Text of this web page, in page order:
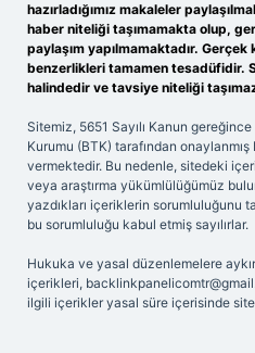
hazırladığımız makaleler
haber niteliği taşımamakta olup,
paylaşım yapılmamaktadır.
benzerlikleri tamamen tesadüfidir.
halindedir ve tavsiye niteliği
Sitemiz, 5651 Sayılı Kanun
Kurumu (BTK) tarafından
vermektedir. Bu nedenle, sitedeki
veya araştırma yükümlülüğümüz
yazdıkları içeriklerin sorumluluğunu
bu sorumluluğu kabul etmiş sayılırlar.
Hukuka ve yasal düzenlemelere
içerikleri,
ilgili içerikler yasal süre içerisinde